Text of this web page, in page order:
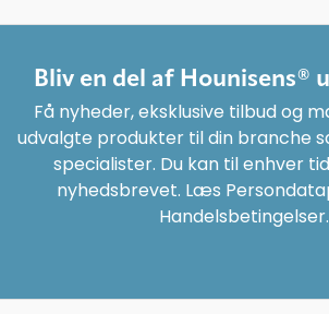
Bliv en del af Hounisens®
Få nyheder, eksklusive tilbud og
udvalgte produkter til din branche
specialister. Du kan til enhver
nyhedsbrevet. Læs
Handelsbetingelser.